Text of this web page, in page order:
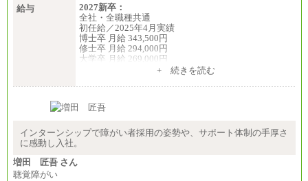
給与
2027新卒：
全社・全職種共通
初任給／2025年4月実績
博士卒 月給 343,500円
修士卒 月給 294,000円
大学卒 月給 269,000円
※試用期間の給与に変更はございません
中途：
す。
+ 続きを読む
インターンシップで障がい者採用の姿勢や、サポート体制の手厚さ
に感動し入社。
増田 匠吾 さん
聴覚障がい